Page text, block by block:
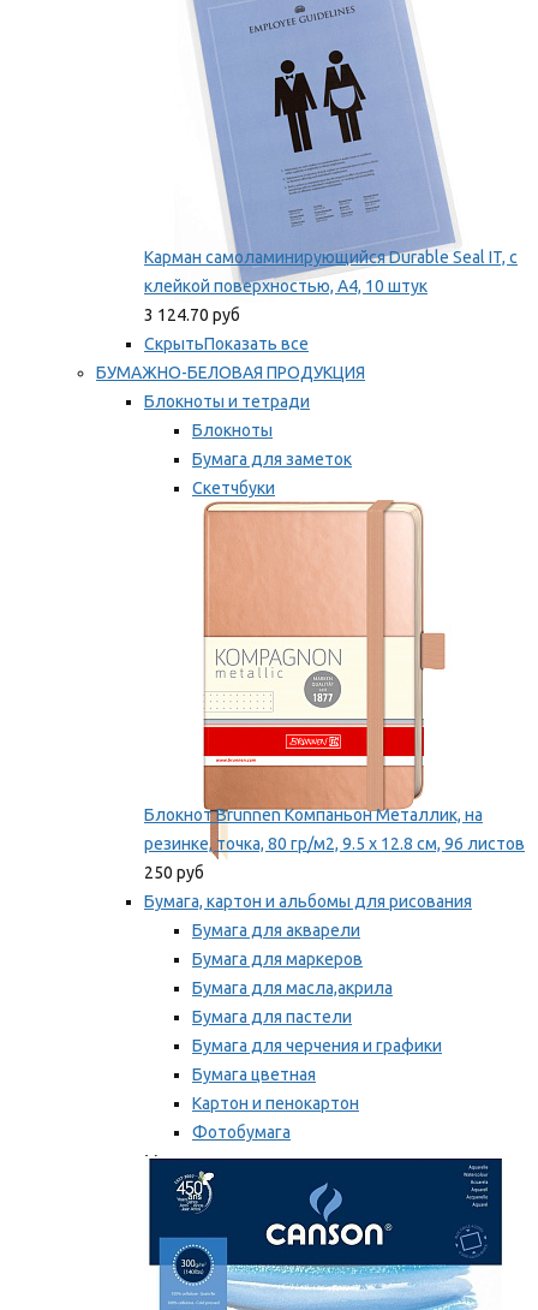
Карман самоламинирующийся Durable Seal IT, с
клейкой поверхностью, A4, 10 штук
3 124.70 руб
СкрытьПоказать все
БУМАЖНО-БЕЛОВАЯ ПРОДУКЦИЯ
Блокноты и тетради
Блокноты
Бумага для заметок
Скетчбуки
Тетради
Блокнот Brunnen Компаньон Металлик, на
резинке, точка, 80 гр/м2, 9.5 х 12.8 см, 96 листов
250 руб
Бумага, картон и альбомы для рисования
Бумага для акварели
Бумага для маркеров
Бумага для масла,акрила
Бумага для пастели
Бумага для черчения и графики
Бумага цветная
Картон и пенокартон
Фотобумага
Мы рекомендуем